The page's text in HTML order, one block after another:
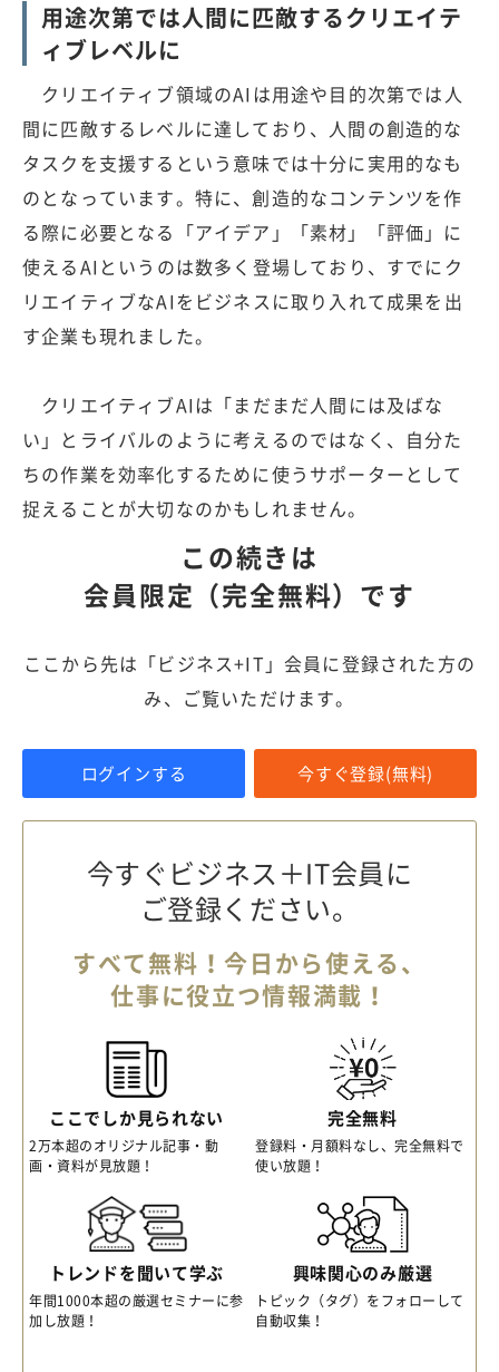
用途次第では人間に匹敵するクリエイテ
ィブレベルに
クリエイティブ領域のAIは用途や目的次第では人
間に匹敵するレベルに達しており、人間の創造的な
タスクを支援するという意味では十分に実用的なも
のとなっています。特に、創造的なコンテンツを作
る際に必要となる「アイデア」「素材」「評価」に
使えるAIというのは数多く登場しており、すでにク
リエイティブなAIをビジネスに取り入れて成果を出
す企業も現れました。
クリエイティブAIは「まだまだ人間には及ばな
い」とライバルのように考えるのではなく、自分た
ちの作業を効率化するために使うサポーターとして
捉えることが大切なのかもしれません。
この続きは
会員限定（完全無料）です
ここから先は「ビジネス+IT」会員に登録された方の
み、ご覧いただけます。
ログインする 今すぐ登録(無料)
今すぐビジネス＋IT会員に
ご登録ください。
すべて無料！今日から使える、
仕事に役立つ情報満載！
ここでしか見られない
2万本超のオリジナル記事・動
画・資料が見放題！
完全無料
登録料・月額料なし、完全無料で
使い放題！
トレンドを聞いて学ぶ
年間1000本超の厳選セミナーに参
加し放題！
興味関心のみ厳選
トピック（タグ）をフォローして
自動収集！